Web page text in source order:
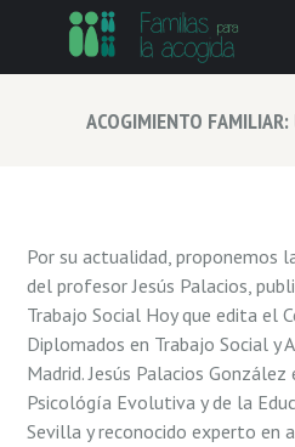
ACOGIMIENTO
Por su actualidad, proponemos
del profesor Jesús Palacios,
Trabajo Social Hoy que edita el
Diplomados en Trabajo Social y
Madrid. Jesús Palacios
Psicológía Evolutiva y de la
Sevilla y reconocido experto en